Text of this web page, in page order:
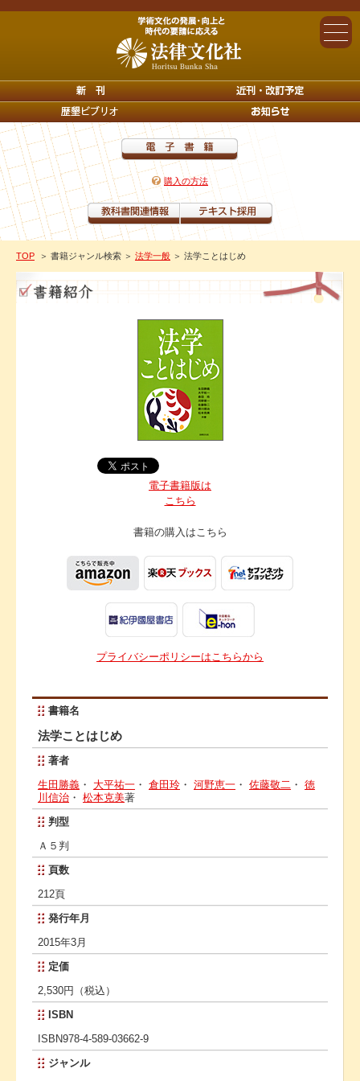
購入の方法
TOP ＞ 書籍ジャンル検索 ＞ 法学一般 ＞ 法学ことはじめ
電子書籍版は
こちら
書籍の購入はこちら
プライバシーポリシーはこちらから
書籍名
法学ことはじめ
著者
生田勝義 ・ 大平祐一 ・ 倉田玲 ・ 河野恵一 ・ 佐藤敬二 ・ 徳
川信治 ・ 松本克美著
判型
Ａ５判
頁数
212頁
発行年月
2015年3月
定価
2,530円（税込）
ISBN
ISBN978-4-589-03662-9
ジャンル